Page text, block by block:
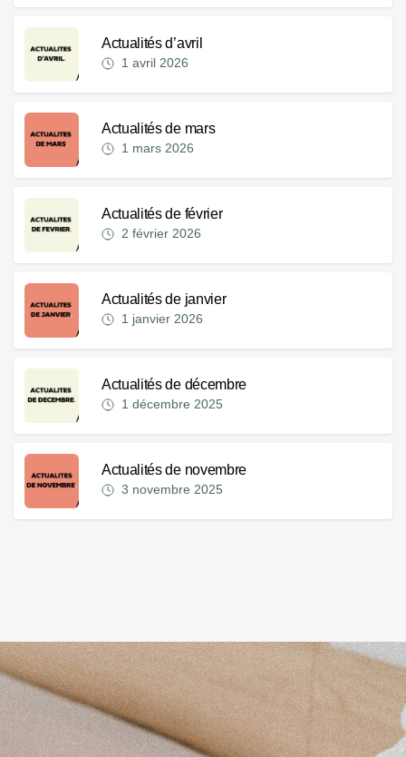
Actualités d’avril
1 avril 2026
Actualités de mars
1 mars 2026
Actualités de février
2 février 2026
Actualités de janvier
1 janvier 2026
Actualités de décembre
1 décembre 2025
Actualités de novembre
3 novembre 2025